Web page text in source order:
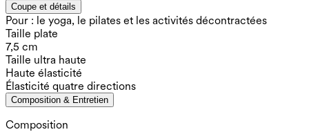
Coupe et détails
Pour : le yoga, le pilates et les activités décontractées
Taille plate
7,5 cm
Taille ultra haute
Haute élasticité
Élasticité quatre directions
Composition & Entretien
Composition